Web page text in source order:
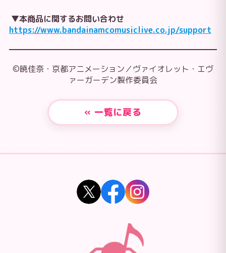
▼本商品に関するお問い合わせ
https://www.bandainamcomusiclive.co.jp/support
©暁佳奈・京都アニメーション／ヴァイオレット・エヴ
ァーガーデン製作委員会
« 一覧に戻る